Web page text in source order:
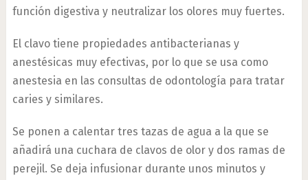
función digestiva y neutralizar los olores muy fuertes.
El clavo tiene propiedades antibacterianas y
anestésicas muy efectivas, por lo que se usa como
anestesia en las consultas de odontología para tratar
caries y similares.
Se ponen a calentar tres tazas de agua a la que se
añadirá una cuchara de clavos de olor y dos ramas de
perejil. Se deja infusionar durante unos minutos y